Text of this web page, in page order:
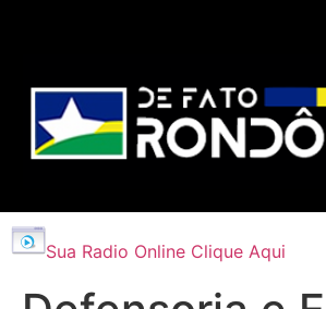
Sua Radio Online Clique Aqui